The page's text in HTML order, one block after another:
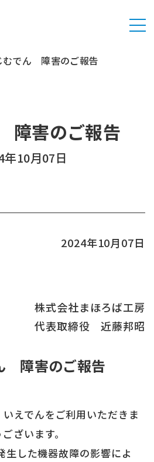
むでん 障害のご報告
障害のご報告
年10月07日
2024年10月07日
株式会社まほろば工房
代表取締役 近藤邦昭
障害のご報告
えでんをご利用いただきま
ざいます。
した機器故障の影響によ